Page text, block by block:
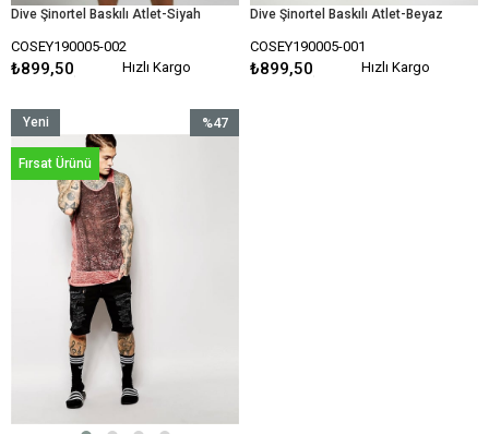
Dive Şinortel Baskılı Atlet-Siyah
COSEY190005-002
₺899,50 Hızlı Kargo
Dive Şinortel Baskılı Atlet-Beyaz
COSEY190005-001
₺899,50 Hızlı Kargo
%47
Yeni
Ürün
Fırsat Ürünü